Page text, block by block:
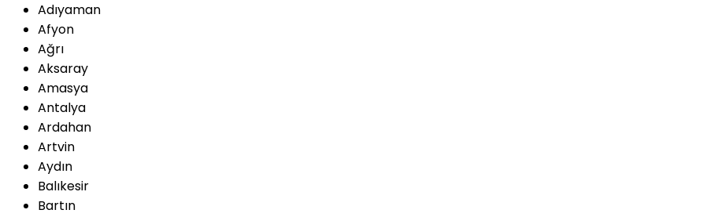
Adıyaman
Afyon
Ağrı
Aksaray
Amasya
Antalya
Ardahan
Artvin
Aydın
Balıkesir
Bartın